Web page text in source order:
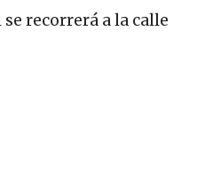
recorrerá a la calle